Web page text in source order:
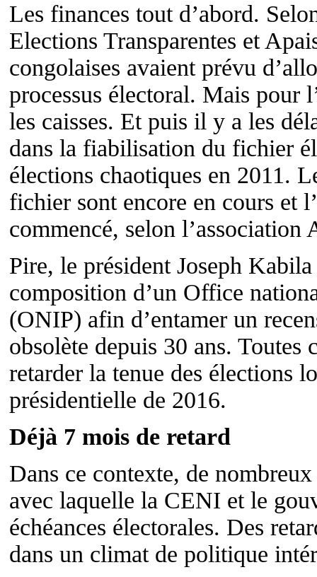
Les finances tout d’abord.
Elections Transparentes et
congolaises avaient prévu
processus électoral. Mais pour
les caisses. Et puis il y a les
dans la fiabilisation du fichier
élections chaotiques en 2011.
fichier sont encore en cours et
commencé, selon l’association
Pire, le président Joseph
composition d’un Office
(ONIP) afin d’entamer un
obsolète depuis 30 ans. Toutes
retarder la tenue des élections
présidentielle de 2016.
Déjà 7 mois de retard
Dans ce contexte, de
avec laquelle la CENI et le
échéances électorales. Des
dans un climat de politique